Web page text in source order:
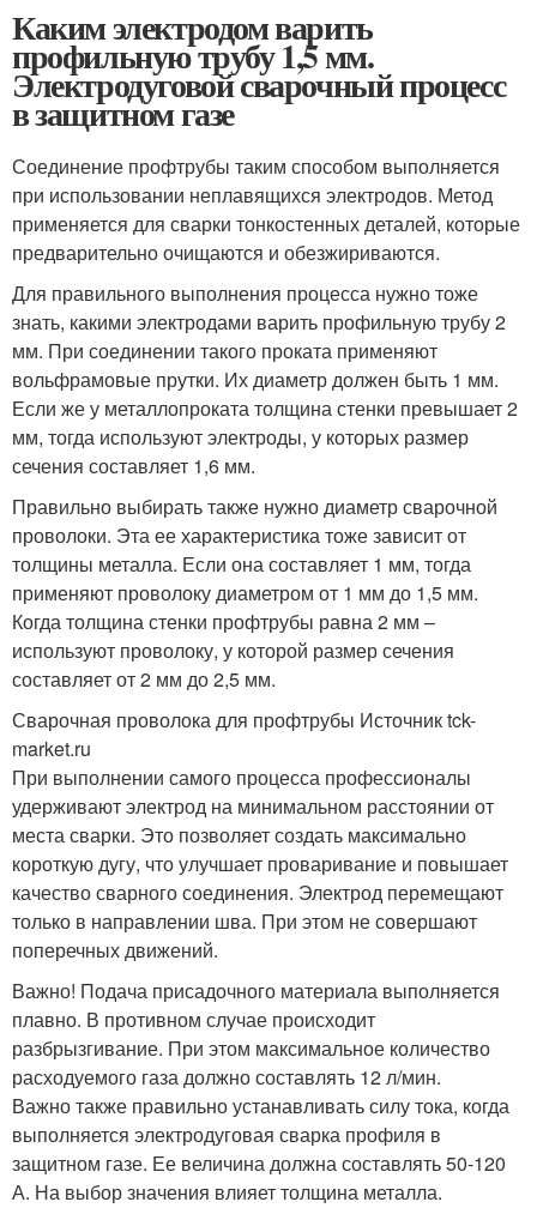
Каким электродом варить
профильную трубу 1,5 мм.
Электродуговой сварочный процесс
в защитном газе
Соединение профтрубы таким способом выполняется
при использовании неплавящихся электродов. Метод
применяется для сварки тонкостенных деталей, которые
предварительно очищаются и обезжириваются.
Для правильного выполнения процесса нужно тоже
знать, какими электродами варить профильную трубу 2
мм. При соединении такого проката применяют
вольфрамовые прутки. Их диаметр должен быть 1 мм.
Если же у металлопроката толщина стенки превышает 2
мм, тогда используют электроды, у которых размер
сечения составляет 1,6 мм.
Правильно выбирать также нужно диаметр сварочной
проволоки. Эта ее характеристика тоже зависит от
толщины металла. Если она составляет 1 мм, тогда
применяют проволоку диаметром от 1 мм до 1,5 мм.
Когда толщина стенки профтрубы равна 2 мм –
используют проволоку, у которой размер сечения
составляет от 2 мм до 2,5 мм.
Сварочная проволока для профтрубы Источник tck-
market.ru
При выполнении самого процесса профессионалы
удерживают электрод на минимальном расстоянии от
места сварки. Это позволяет создать максимально
короткую дугу, что улучшает проваривание и повышает
качество сварного соединения. Электрод перемещают
только в направлении шва. При этом не совершают
поперечных движений.
Важно! Подача присадочного материала выполняется
плавно. В противном случае происходит
разбрызгивание. При этом максимальное количество
расходуемого газа должно составлять 12 л/мин.
Важно также правильно устанавливать силу тока, когда
выполняется электродуговая сварка профиля в
защитном газе. Ее величина должна составлять 50-120
А. На выбор значения влияет толщина металла.